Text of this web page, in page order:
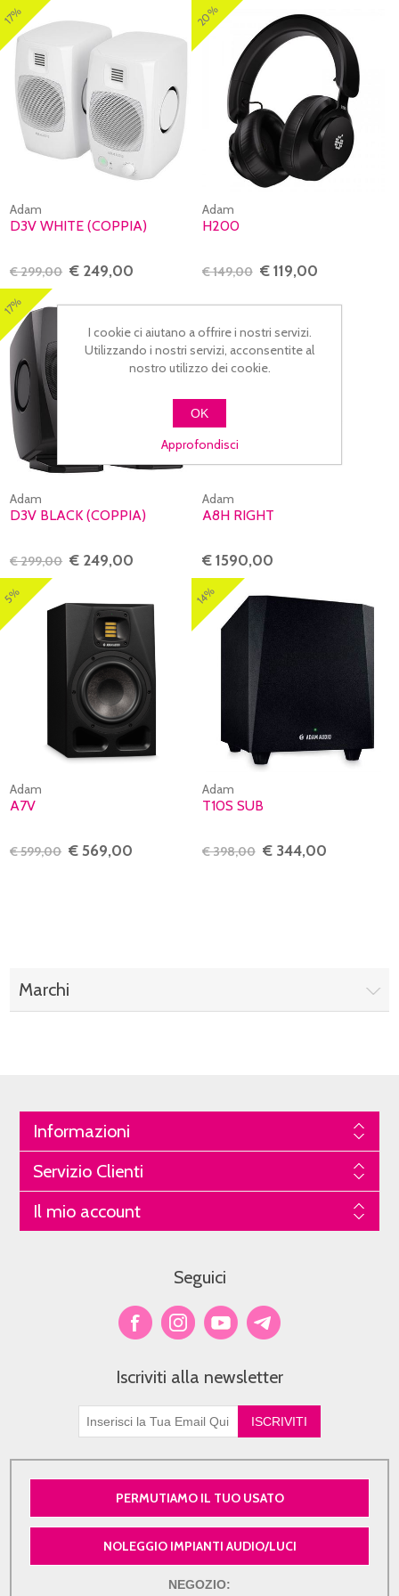
17%
Adam
D3V WHITE (COPPIA)
€ 299,00 € 249,00
20%
Adam
H200
€ 149,00 € 119,00
17%
Adam
D3V BLACK (COPPIA)
€ 299,00 € 249,00
Adam
A8H RIGHT
€ 1590,00
5%
Adam
A7V
€ 599,00 € 569,00
14%
Adam
T10S SUB
€ 398,00 € 344,00
Marchi
Informazioni
Servizio Clienti
Il mio account
Seguici
Iscriviti alla newsletter
PERMUTIAMO IL TUO USATO
NOLEGGIO IMPIANTI AUDIO/LUCI
NEGOZIO:
I cookie ci aiutano a offrire i nostri servizi.
Utilizzando i nostri servizi, acconsentite al
nostro utilizzo dei cookie.
OK
Approfondisci